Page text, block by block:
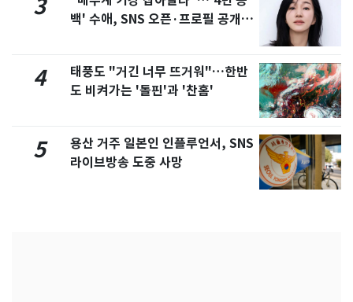
3
백' 수애, SNS 오픈·프로필 공개
4
태풍도 "거긴 너무 뜨거워"…한반
도 비켜가는 '돌핀'과 '찬홈'
5
용산 거주 일본인 인플루언서, SNS
라이브방송 도중 사망